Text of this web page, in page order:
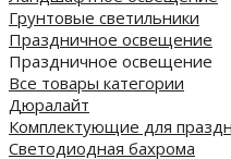
Грунтовые светильники
Праздничное освещение
Праздничное освещение
Все товары категории
Дюралайт
Комплектующие для
Светодиодная бахрома